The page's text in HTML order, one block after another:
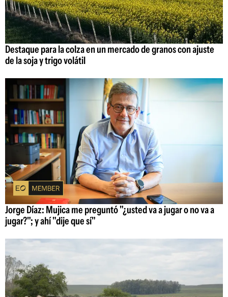
Destaque para la colza en un mercado de granos con ajuste
de la soja y trigo volátil
Jorge Díaz: Mujica me preguntó "¿usted va a jugar o no va a
jugar?"; y ahí "dije que sí"